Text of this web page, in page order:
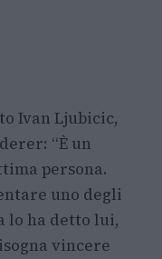
Ivan Ljubicic,
“È un
persona.
uno degli
lo ha detto lui,
vincere